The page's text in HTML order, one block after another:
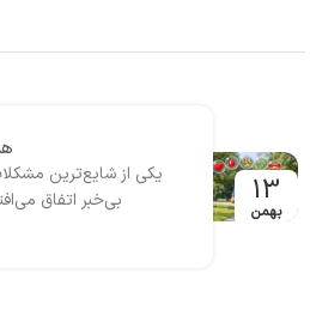
عرضه شده است.
11
بهمن
همه
احتمالاً امروز
خورده است،